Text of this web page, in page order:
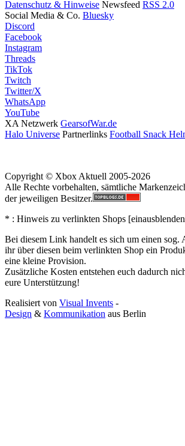
Datenschutz & Hinweise Newsfeed RSS 2.0
Social Media & Co. Bluesky
Discord
Facebook
Instagram
Threads
TikTok
Twitch
Twitter/X
WhatsApp
YouTube
XA Netzwerk GearsofWar.de
Halo Universe Partnerlinks Football Snack
Copyright © Xbox Aktuell 2005-2026
Alle Rechte vorbehalten, sämtliche
der jeweiligen Besitzer.
* : Hinweis zu verlinkten Shops [einausblenden
Bei diesem Link handelt es sich um einen
ihr über diesen beim verlinkten Shop ein
eine kleine Provision.
Zusätzliche Kosten entstehen euch dadurch
eure Unterstützung!
Realisiert von Visual Invents -
Design & Kommunikation aus Berlin